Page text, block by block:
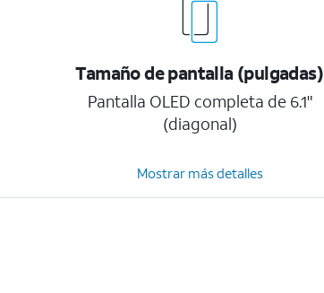
Tamaño de pantalla (pulgadas)
Pantalla OLED completa de 6.1"
(diagonal)
Mostrar más detalles